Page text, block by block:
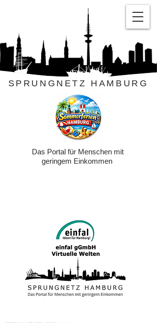
SPRUNGNETZ HAMBURG
Das Portal für Menschen mit
geringem Einkommen